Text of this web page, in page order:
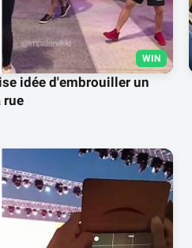
WIN
idée d'embrouiller un
rue